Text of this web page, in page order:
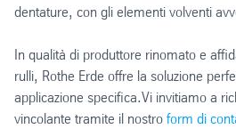
dentature, con gli elementi volventi
In qualità di produttore rinomato e
rulli, Rothe Erde offre la soluzione
applicazione specifica.Vi invitiamo a
vincolante tramite il nostro form di